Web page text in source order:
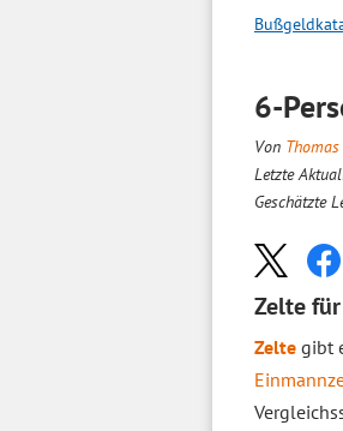
6-
Von Thomas
Letzte
Geschätzte
Zelte
Zelte gibt